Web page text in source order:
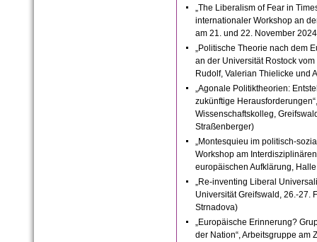
„The Liberalism of Fear in
internationaler Workshop an
am 21. und 22. November
„Politische Theorie nach dem
an der Universität Rostock
Rudolf, Valerian Thielicke und
„Agonale Politiktheorien:
zukünftige
Wissenschaftskolleg,
Straßenberger)
„Montesquieu im politisch-
Workshop am
europäischen Aufklärung,
„Re-inventing Liberal
Universität Greifswald, 26.-27.
Strnadova)
„Europäische Erinnerung?
der Nation“, Arbeitsgruppe am